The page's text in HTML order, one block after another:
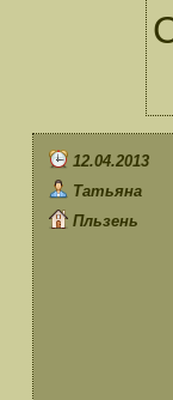
12.04.2013
Татьяна
Пльзень